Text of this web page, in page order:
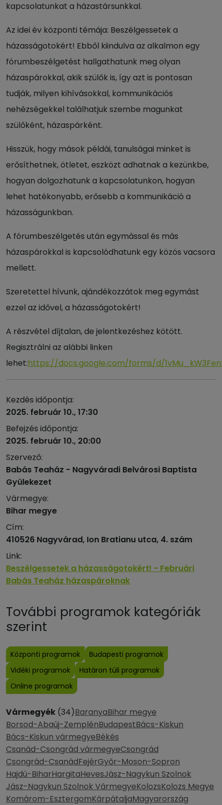
kapcsolatunkat a házastársunkkal.
Az idei év központi témája: Beszélgessetek a
házasságotokért! Ebből kiindulva az alkalmon egy
fórumbeszélgetést hallgathatunk meg olyan
házaspárokkal, akik szülők is, így azt is pontosan
tudják, milyen kihívásokkal, kommunikációs
nehézségekkel találhatjuk szembe magunkat
szülőként, házaspárként.
Hisszük, hogy mások példái, tanulságai minket is
erősíthetnek, ötletet, eszközt adhatnak a kezünkbe,
hogyan dolgozhatunk a kapcsolatunkon, hogyan
lehet hatékonyabb, erősebb a kommunikáció a
házasságunkban.
A fórumbeszélgetés után egymással és más
házaspárokkal is kapcsolódhatunk egy közös vacsora
mellett.
Szeretettel hívunk, ajándékozzátok meg egymást
ezzel az idővel, a házasságotokért!
A részvétel díjtalan, de jelentkezéshez kötött.
Regisztrálni az alábbi linken
lehet:https://docs.google.com/forms/d/
Kezdés időpontja:
2025. február 10., 17:30
Befejzés időpontja:
2025. február 10., 20:00
Szervező:
Babás Teaház - Nagyváradi Belvárosi Baptista
Gyülekezet
Vármegye:
Bihar megye
Cím:
410526 Nagyvárad, Ion Bratianu utca, 4. szám
Link:
Beszélgessetek a házasságotokért! - Februári
Babás Teaház házaspároknak
További programok kategóriák
szerint
Központi programok
Budapesti programok
Vidéki programok
Határon túli programok
Online programok
Vármegyék (34)BaranyaBihar megye
Borsod-Abaúj-ZemplénBudapestBács-Kiskun
Bács-Kiskun vármegyeBékés
Csanád-Csongrád vármegyeCsongrád
Csongrád-CsanádFejérGyőr-Moson-Sopron
Hajdú-BiharHargitaHevesJász-Nagykun Szolnok
Jász-Nagykun Szolnok VármegyeKolozsKolozs Megye
Komárom-EsztergomKárpátaljaMagyarország